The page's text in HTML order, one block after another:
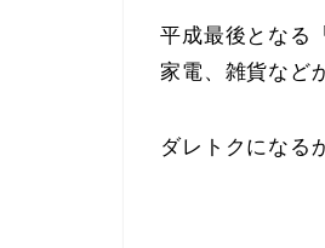
平成最後となる
家電、雑貨など
ダレトクになる